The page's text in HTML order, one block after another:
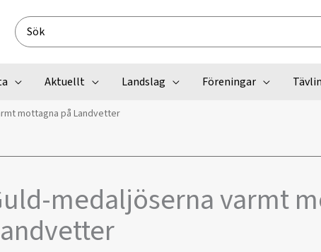
Search
for:
Aktuellt Landslag Föreningar
mottagna på Landvetter
medaljöserna varmt